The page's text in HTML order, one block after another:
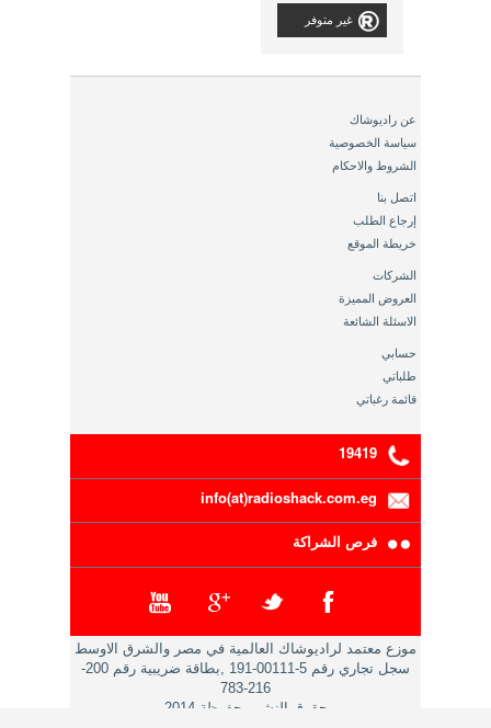
غير متوفر
عن راديوشاك
سياسة الخصوصية
الشروط والاحكام
اتصل بنا
إرجاع الطلب
خريطة الموقع
الشركات
العروض المميزة
الاسئلة الشائعة
حسابي
طلباتي
قائمة رغباتي
19419
info(at)radioshack.com.eg
فرص الشراكة
موزع معتمد لراديوشاك العالمية في مصر والشرق الاوسط
سجل تجاري رقم 5-00111-191 ,بطاقة ضريبية رقم 200-
216-783
حقوق النشر محفوظة 2014